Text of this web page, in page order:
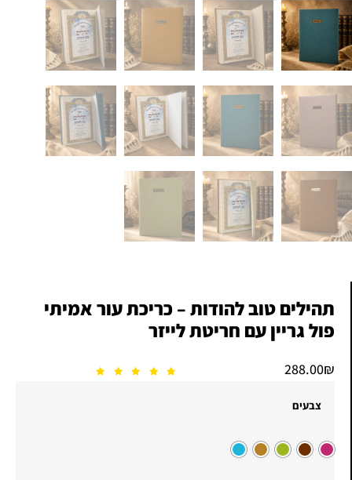
תהילים טוב להודות – כריכת עור אמיתי
פול גריין עם חריטת לייזר
288.00₪
צבעים